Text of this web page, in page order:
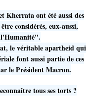
Kherrata ont été aussi des
considérés, eux-aussi,
l'Humanité".
le véritable apartheid qui
font aussi partie de ces
le Président Macron.
tous ses torts ?